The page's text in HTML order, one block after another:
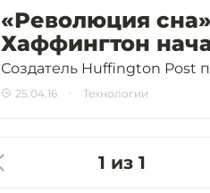
«Революция
Хаффингтон
Создатель Huffington Post
25.04.16 Технологии
1 из 1